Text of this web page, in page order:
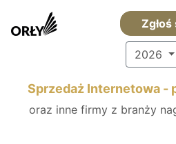
Zgłoś
2026
Sprzedaż Internetowa -
oraz inne firmy z branży